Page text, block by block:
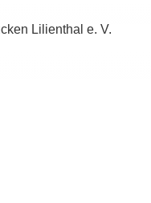
Lilienthal e. V.